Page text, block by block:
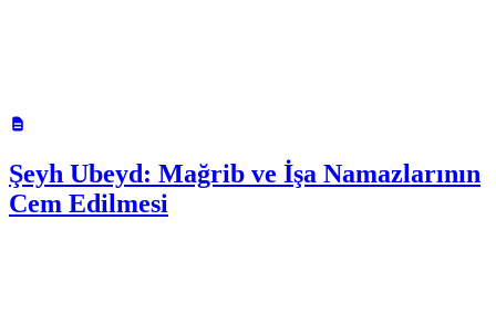
Şeyh Ubeyd: Mağrib ve İşa Namazlarının
Cem Edilmesi